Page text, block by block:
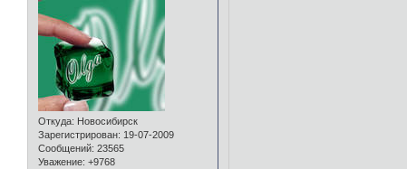
Откуда: Новосибирск
Зарегистрирован: 19-07-2009
Сообщений: 23565
Уважение: +9768